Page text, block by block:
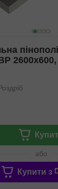
або
Купити з